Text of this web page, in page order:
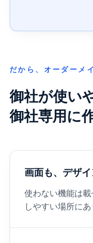
だから、オーダーメ
御社が使い
御社専用に
画面も、デザイ
使わない機能は
しやすい場所にあ